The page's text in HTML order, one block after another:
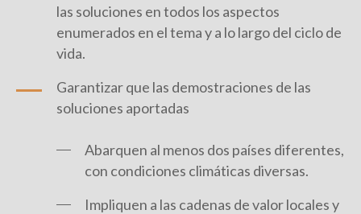
las soluciones en todos los aspectos
enumerados en el tema y a lo largo del ciclo de
vida.
Garantizar que las demostraciones de las
soluciones aportadas
Abarquen al menos dos países diferentes,
con condiciones climáticas diversas.
Impliquen a las cadenas de valor locales y